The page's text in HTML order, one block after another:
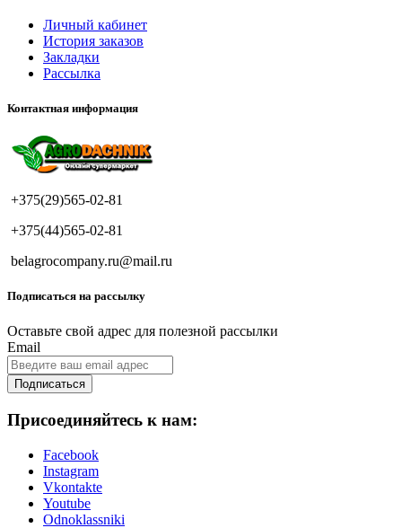
Личный кабинет
История заказов
Закладки
Рассылка
Контактная информация
+375(29)565-02-81
+375(44)565-02-81
belagrocompany.ru@mail.ru
Подписаться на рассылку
Оставьте свой адрес для полезной рассылки
Email
Подписаться
Присоединяйтесь к нам:
Facebook
Instagram
Vkontakte
Youtube
Odnoklassniki